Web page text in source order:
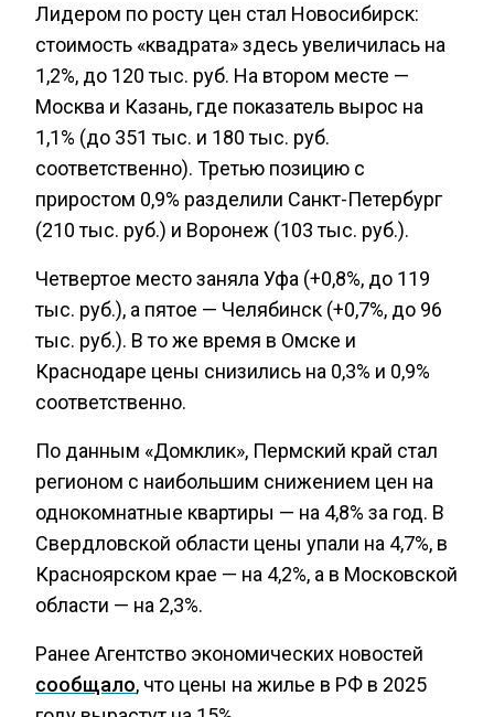
Лидером по росту цен стал Новосибирск:
стоимость «квадрата» здесь увеличилась на
1,2%, до 120 тыс. руб. На втором месте —
Москва и Казань, где показатель вырос на
1,1% (до 351 тыс. и 180 тыс. руб.
соответственно). Третью позицию с
приростом 0,9% разделили Санкт-Петербург
(210 тыс. руб.) и Воронеж (103 тыс. руб.).
Четвертое место заняла Уфа (+0,8%, до 119
тыс. руб.), а пятое — Челябинск (+0,7%, до 96
тыс. руб.). В то же время в Омске и
Краснодаре цены снизились на 0,3% и 0,9%
соответственно.
По данным «Домклик», Пермский край стал
регионом с наибольшим снижением цен на
однокомнатные квартиры — на 4,8% за год. В
Свердловской области цены упали на 4,7%, в
Красноярском крае — на 4,2%, а в Московской
области — на 2,3%.
Ранее Агентство экономических новостей
сообщало, что цены на жилье в РФ в 2025